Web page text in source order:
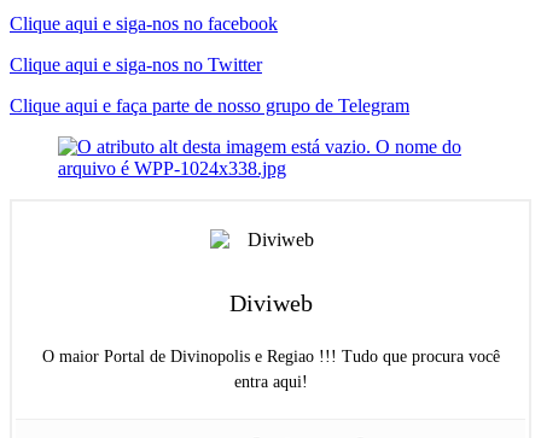
Clique aqui e siga-nos no facebook
Clique aqui e siga-nos no Twitter
Clique aqui e faça parte de nosso grupo de Telegram
Diviweb
O maior Portal de Divinopolis e Regiao !!! Tudo que procura você
entra aqui!